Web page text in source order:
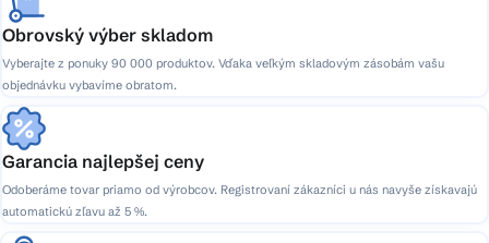
Obrovský výber skladom
Vyberajte z ponuky 90 000 produktov. Vďaka veľkým skladovým zásobám vašu
objednávku vybavíme obratom.
Garancia najlepšej ceny
Odoberáme tovar priamo od výrobcov. Registrovaní zákazníci u nás navyše získavajú
automatickú zľavu až 5 %.